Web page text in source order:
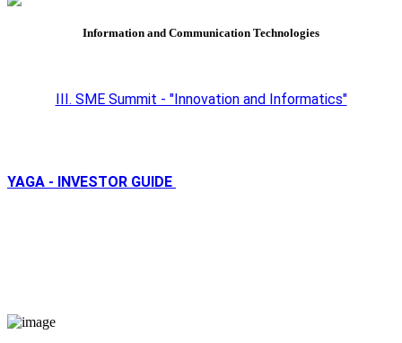
Information and Communication Technologies
III. SME Summit - "Innovation and Informatics"
YAGA - INVESTOR GUIDE